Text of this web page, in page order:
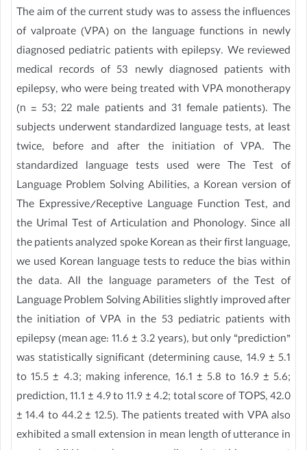
The aim of the current study was to assess the influences
of valproate (VPA) on the language functions in newly
diagnosed pediatric patients with epilepsy. We reviewed
medical records of 53 newly diagnosed patients with
epilepsy, who were being treated with VPA monotherapy
(n = 53; 22 male patients and 31 female patients). The
subjects underwent standardized language tests, at least
twice, before and after the initiation of VPA. The
standardized language tests used were The Test of
Language Problem Solving Abilities, a Korean version of
The Expressive/Receptive Language Function Test, and
the Urimal Test of Articulation and Phonology. Since all
the patients analyzed spoke Korean as their first language,
we used Korean language tests to reduce the bias within
the data. All the language parameters of the Test of
Language Problem Solving Abilities slightly improved after
the initiation of VPA in the 53 pediatric patients with
epilepsy (mean age: 11.6 ± 3.2 years), but only “prediction”
was statistically significant (determining cause, 14.9 ± 5.1
to 15.5 ± 4.3; making inference, 16.1 ± 5.8 to 16.9 ± 5.6;
prediction, 11.1 ± 4.9 to 11.9 ± 4.2; total score of TOPS, 42.0
± 14.4 to 44.2 ± 12.5). The patients treated with VPA also
exhibited a small extension in mean length of utterance in